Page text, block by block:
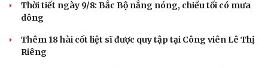
Thời tiết ngày 9/8: Bắc Bộ nắng nóng, chiều tối có mưa
dông
Thêm 18 hài cốt liệt sĩ được quy tập tại Công viên Lê Thị
Riêng